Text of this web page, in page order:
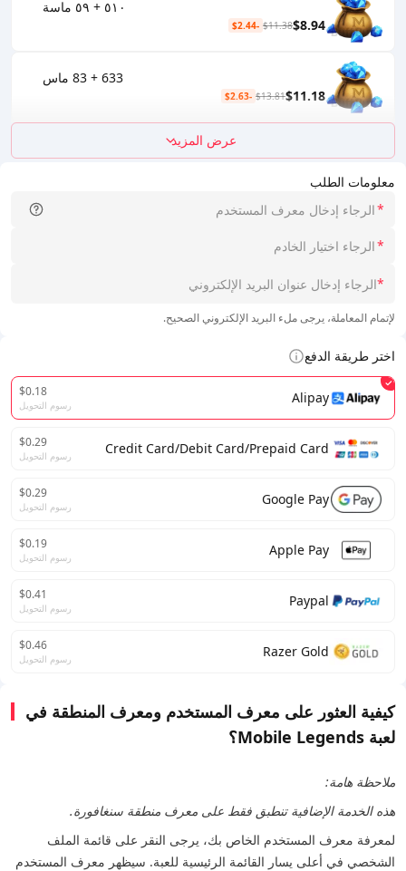
معلومات الطلب
*
*
*
لإتمام المعاملة، يرجى ملء البريد الإلكتروني الصحيح.
اختر طريقة الدفع
Alipay
$0.18
رسوم التحويل
Credit Card/Debit Card/Prepaid Card
$0.29
رسوم التحويل
Google Pay
$0.29
رسوم التحويل
Apple Pay
$0.19
رسوم التحويل
Paypal
$0.41
رسوم التحويل
Razer Gold
$0.46
رسوم التحويل
٥١٠ + ٥٩ ماسة
$8.94
$11.38
-$2.44
633 + 83 ماس
$11.18
$13.81
-$2.63
عرض المزيد
كيفية العثور على معرف المستخدم ومعرف المنطقة في
لعبة Mobile Legends؟
ملاحظة هامة:
هذه الخدمة الإضافية تنطبق فقط على معرف منطقة سنغافورة.
لمعرفة معرف المستخدم الخاص بك، يرجى النقر على قائمة الملف
الشخصي في أعلى يسار القائمة الرئيسية للعبة. سيظهر معرف المستخدم